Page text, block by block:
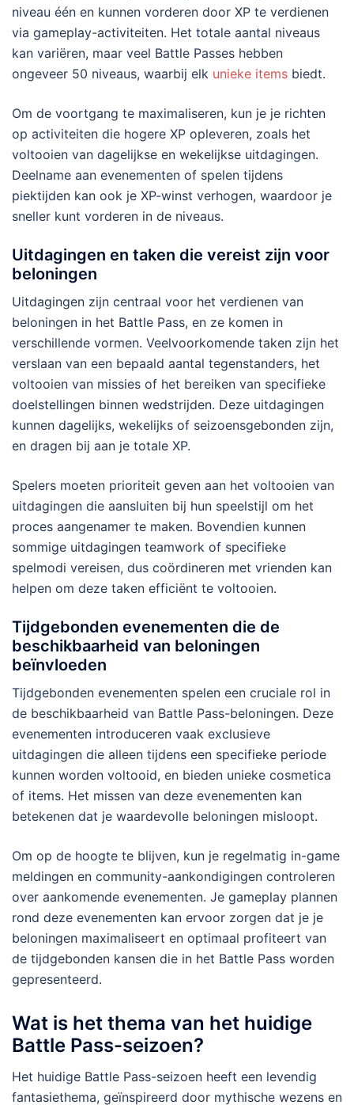
niveau één en kunnen vorderen door XP te verdienen
via gameplay-activiteiten. Het totale aantal niveaus
kan variëren, maar veel Battle Passes hebben
ongeveer 50 niveaus, waarbij elk unieke items biedt.
Om de voortgang te maximaliseren, kun je je richten
op activiteiten die hogere XP opleveren, zoals het
voltooien van dagelijkse en wekelijkse uitdagingen.
Deelname aan evenementen of spelen tijdens
piektijden kan ook je XP-winst verhogen, waardoor je
sneller kunt vorderen in de niveaus.
Uitdagingen en taken die vereist zijn voor
beloningen
Uitdagingen zijn centraal voor het verdienen van
beloningen in het Battle Pass, en ze komen in
verschillende vormen. Veelvoorkomende taken zijn het
verslaan van een bepaald aantal tegenstanders, het
voltooien van missies of het bereiken van specifieke
doelstellingen binnen wedstrijden. Deze uitdagingen
kunnen dagelijks, wekelijks of seizoensgebonden zijn,
en dragen bij aan je totale XP.
Spelers moeten prioriteit geven aan het voltooien van
uitdagingen die aansluiten bij hun speelstijl om het
proces aangenamer te maken. Bovendien kunnen
sommige uitdagingen teamwork of specifieke
spelmodi vereisen, dus coördineren met vrienden kan
helpen om deze taken efficiënt te voltooien.
Tijdgebonden evenementen die de
beschikbaarheid van beloningen
beïnvloeden
Tijdgebonden evenementen spelen een cruciale rol in
de beschikbaarheid van Battle Pass-beloningen. Deze
evenementen introduceren vaak exclusieve
uitdagingen die alleen tijdens een specifieke periode
kunnen worden voltooid, en bieden unieke cosmetica
of items. Het missen van deze evenementen kan
betekenen dat je waardevolle beloningen misloopt.
Om op de hoogte te blijven, kun je regelmatig in-game
meldingen en community-aankondigingen controleren
over aankomende evenementen. Je gameplay plannen
rond deze evenementen kan ervoor zorgen dat je je
beloningen maximaliseert en optimaal profiteert van
de tijdgebonden kansen die in het Battle Pass worden
gepresenteerd.
Wat is het thema van het huidige
Battle Pass-seizoen?
Het huidige Battle Pass-seizoen heeft een levendig
fantasiethema, geïnspireerd door mythische wezens en